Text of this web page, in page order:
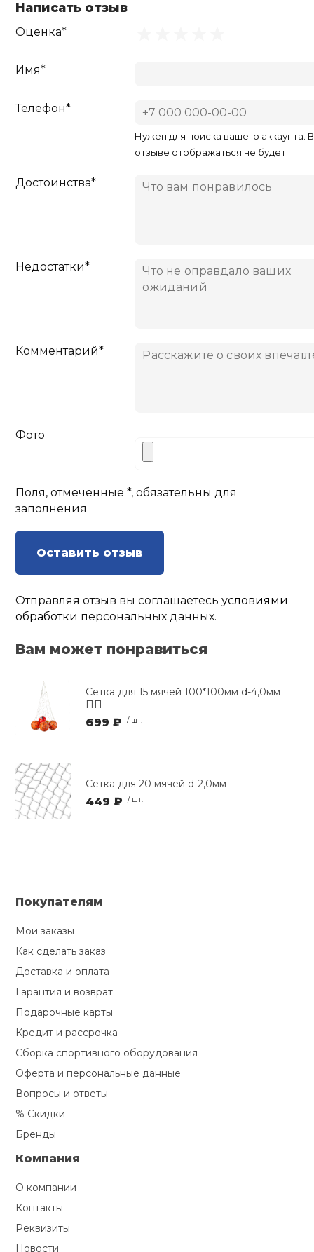
Написать отзыв
Оценка*
Имя*
Телефон*
Нужен для поиска вашего аккаунта. В
отзыве отображаться не будет.
Достоинства*
Недостатки*
Комментарий*
Фото
Поля, отмеченные *, обязательны для
заполнения
Оставить отзыв
Отправляя отзыв вы соглашаетесьусловиями
обработки персональных данных.
Вам может понравиться
Сетка для 15 мячей 100*100мм d-4,0мм
ПП
699 ₽ / шт.
Сетка для 20 мячей d-2,0мм
449 ₽ / шт.
Покупателям
Мои заказы
Как сделать заказ
Доставка и оплата
Гарантия и возврат
Подарочные карты
Кредит и рассрочка
Сборка спортивного оборудования
Оферта и персональные данные
Вопросы и ответы
% Скидки
Бренды
Компания
О компании
Контакты
Реквизиты
Новости